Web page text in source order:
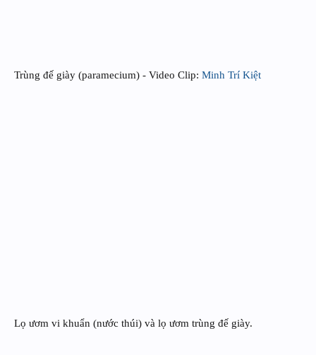
Trùng đế giày (paramecium) - Video Clip: Minh Trí Kiệt
Lọ ươm vi khuẩn (nước thúi) và lọ ươm trùng đế giày.